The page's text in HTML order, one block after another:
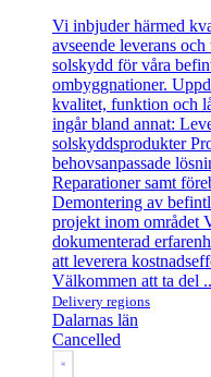
Vi inbjuder härmed
avseende leverans
solskydd för våra
ombyggnationer.
kvalitet, funktion och
ingår bland annat:
solskyddsprodukter
behovsanpassade
Reparationer samt
Demontering av
projekt inom området
dokumenterad
att leverera
Välkommen att ta del
Delivery regions
Dalarnas län
Cancelled